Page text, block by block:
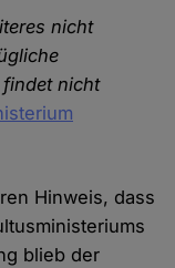
nicht
findet nicht
Hinweis, dass
blieb der